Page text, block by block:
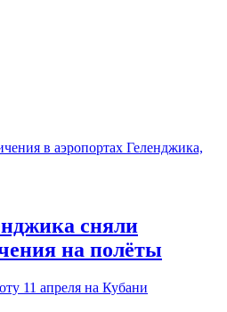
сняли
на полёты